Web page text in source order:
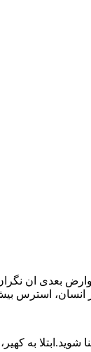
بعدی ان
استرس بیش
به